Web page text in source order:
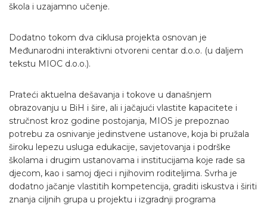
škola i uzajamno učenje.
Dodatno tokom dva ciklusa projekta osnovan je
Međunarodni interaktivni otvoreni centar d.o.o. (u daljem
tekstu MIOC d.o.o.).
Prateći aktuelna dešavanja i tokove u današnjem
obrazovanju u BiH i šire, ali i jačajući vlastite kapacitete i
stručnost kroz godine postojanja, MIOS je prepoznao
potrebu za osnivanje jedinstvene ustanove, koja bi pružala
široku lepezu usluga edukacije, savjetovanja i podrške
školama i drugim ustanovama i institucijama koje rade sa
djecom, kao i samoj djeci i njihovim roditeljima. Svrha je
dodatno jačanje vlastitih kompetencija, graditi iskustva i širiti
znanja ciljnih grupa u projektu i izgradnji programa